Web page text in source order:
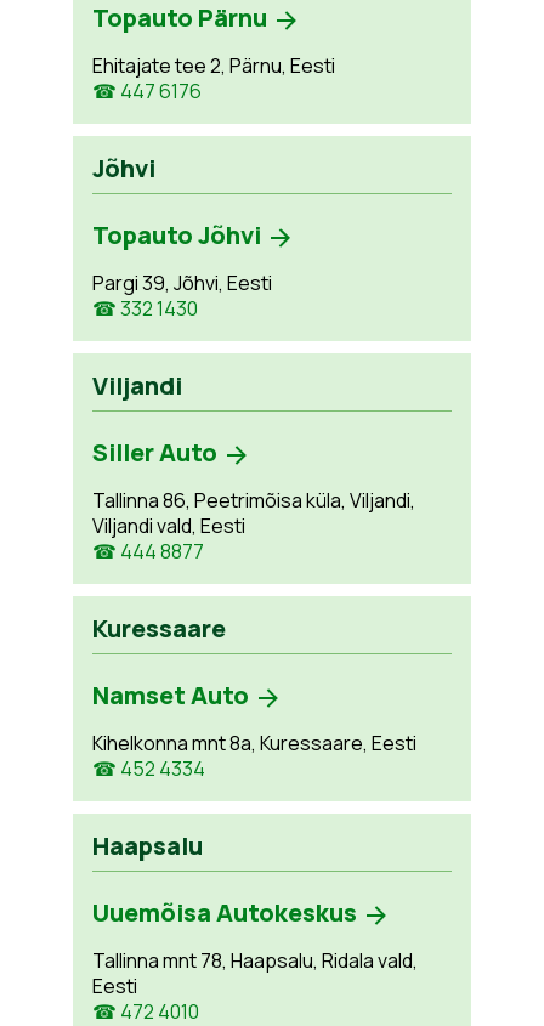
Topauto Pärnu
Ehitajate tee 2, Pärnu, Eesti
☎ 447 6176
Jõhvi
Topauto Jõhvi
Pargi 39, Jõhvi, Eesti
☎ 332 1430
Viljandi
Siller Auto
Tallinna 86, Peetrimõisa küla, Viljandi,
Viljandi vald, Eesti
☎ 444 8877
Kuressaare
Namset Auto
Kihelkonna mnt 8a, Kuressaare, Eesti
☎ 452 4334
Haapsalu
Uuemõisa Autokeskus
Tallinna mnt 78, Haapsalu, Ridala vald,
Eesti
☎ 472 4010